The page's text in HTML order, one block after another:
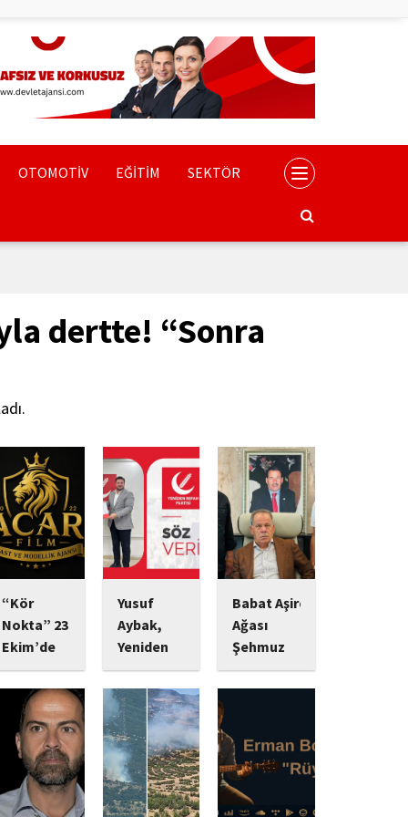
OTOMOTİV EĞİTİM SEKTÖR
dertte! “Sonra
“Kör
Nokta” 23
Ekim’de
Vizyonda:
Psikolojik
Gerilim
Tutkunlarını
Bekleyen
Yeni Yapım
Başrolünde
Yusuf
Aybak,
Yeniden
Refah
Partisi
Sultangazi
Gençlik
Kolları
Başkanlığı
Görevine
Babat Aşiret
Ağası
Şehmuz
Babat,
Devletine
Yatırımlarıyla
Dikkat
Çekiyor
Ekonomik